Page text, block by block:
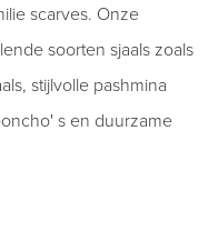
scarves. Onze
soorten sjaals zoals
stijlvolle pashmina
s en duurzame